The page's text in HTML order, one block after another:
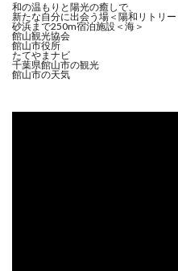
和の温もりと陽光の癒しで、
新たな自分に出会う場＜陽和リトリー
砂浜まで250m宿泊施設＜海＞
館山観光協会
館山市役所
たてやまナビ
千葉県館山市の観光
館山市の天気